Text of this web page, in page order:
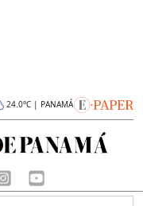
24.0°C | PANAMÁ